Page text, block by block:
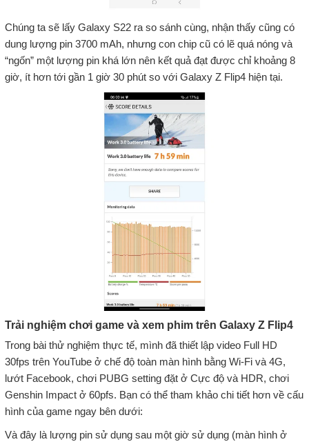
Chúng ta sẽ lấy Galaxy S22 ra so sánh cùng, nhận thấy cũng có
dung lượng pin 3700 mAh, nhưng con chip cũ có lẽ quá nóng và
“ngốn” một lượng pin khá lớn nên kết quả đạt được chỉ khoảng 8
giờ, ít hơn tới gần 1 giờ 30 phút so với Galaxy Z Flip4 hiện tại.
Trải nghiệm chơi game và xem phim trên Galaxy Z Flip4
Trong bài thử nghiệm thực tế, mình đã thiết lập video Full HD
30fps trên YouTube ở chế độ toàn màn hình bằng Wi-Fi và 4G,
lướt Facebook, chơi PUBG setting đặt ở Cực độ và HDR, chơi
Genshin Impact ở 60pfs. Bạn có thể tham khảo chi tiết hơn về cấu
hình của game ngay bên dưới:
Và đây là lượng pin sử dụng sau một giờ sử dụng (màn hình ở